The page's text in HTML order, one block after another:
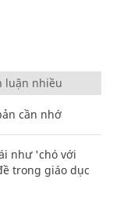
luận nhiều
cần nhớ
như 'chó với
trong giáo dục